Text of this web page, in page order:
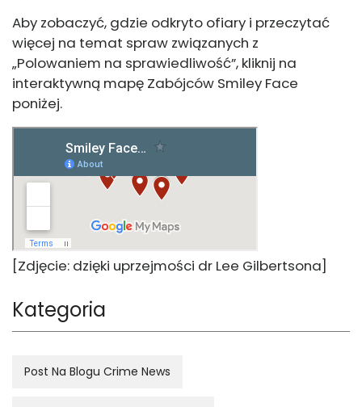
Aby zobaczyć, gdzie odkryto ofiary i przeczytać
więcej na temat spraw związanych z
„Polowaniem na sprawiedliwość”, kliknij na
interaktywną mapę Zabójców Smiley Face
poniżej.
[Zdjęcie: dzięki uprzejmości dr Lee Gilbertsona]
Kategoria
Post Na Blogu Crime News